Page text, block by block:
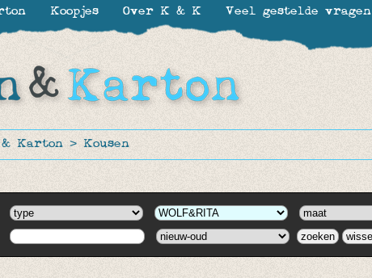
& Karton > Kousen
Koopjes Over K & K Veel gestelde vragen